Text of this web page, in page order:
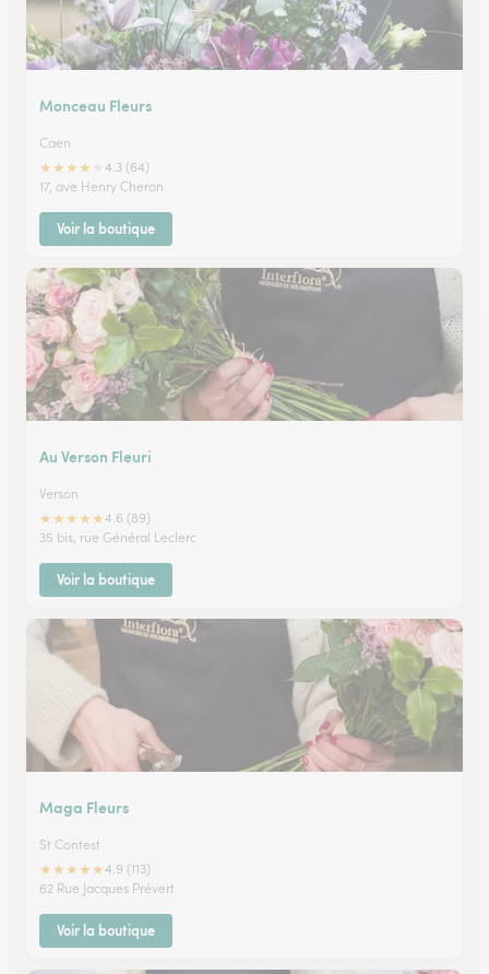
Monceau Fleurs
Caen
★★★★
4.3 (64)
17, ave Henry Cheron
Voir la boutique
Au Verson Fleuri
Verson
★★★★★4.6 (89)
35 bis, rue Général Leclerc
Voir la boutique
Maga Fleurs
St Contest
★★★★★4.9 (113)
62 Rue Jacques Prévert
Voir la boutique